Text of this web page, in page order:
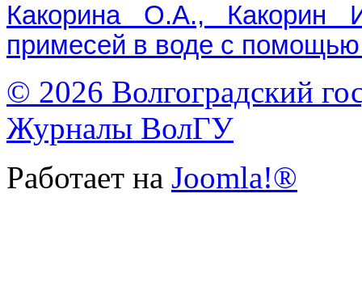
Какорина О.А., Какорин
примесей в воде с помощью
© 2026 Волгоградский
Журналы ВолГУ
Работает на Joomla!®